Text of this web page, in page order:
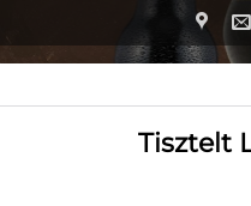
Tisztelt